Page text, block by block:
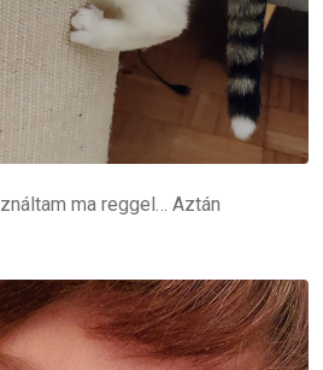
ma reggel… Aztán